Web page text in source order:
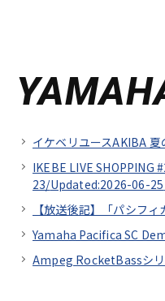
イケベリユースAKIBA
IKEBE LIVE
23/Updated:2026-06-25
【放送後記】「パシフ
Yamaha Pacifica SC
Ampeg RocketBassシ